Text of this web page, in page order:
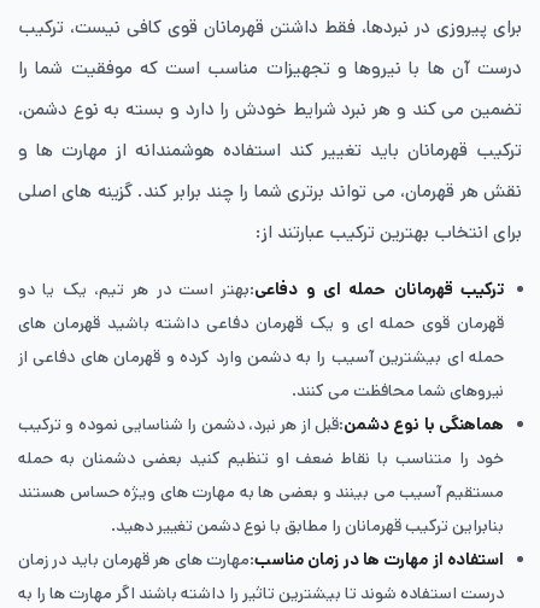
برای پیروزی در نبردها، فقط داشتن قهرمانان قوی کافی نیست، ترکیب
درست آن ها با نیروها و تجهیزات مناسب است که موفقیت شما را
تضمین می کند و هر نبرد شرایط خودش را دارد و بسته به نوع دشمن،
ترکیب قهرمانان باید تغییر کند استفاده هوشمندانه از مهارت ها و
نقش هر قهرمان، می تواند برتری شما را چند برابر کند. گزینه های اصلی
برای انتخاب بهترین ترکیب عبارتند از:
ترکیب قهرمانان حمله ‌ای و دفاعی:بهتر است در هر تیم، یک یا دو
قهرمان قوی حمله ای و یک قهرمان دفاعی داشته باشید قهرمان های
حمله ای بیشترین آسیب را به دشمن وارد کرده و قهرمان های دفاعی از
نیروهای شما محافظت می کنند.
هماهنگی با نوع دشمن:قبل از هر نبرد، دشمن را شناسایی نموده و ترکیب
خود را متناسب با نقاط ضعف او تنظیم کنید بعضی دشمنان به حمله
مستقیم آسیب می بینند و بعضی ها به مهارت های ویژه حساس هستند
بنابراین ترکیب قهرمانان را مطابق با نوع دشمن تغییر دهید.
استفاده از مهارت‌ ها در زمان مناسب:مهارت های هر قهرمان باید در زمان
درست استفاده شوند تا بیشترین تاثیر را داشته باشند اگر مهارت ها را به‌